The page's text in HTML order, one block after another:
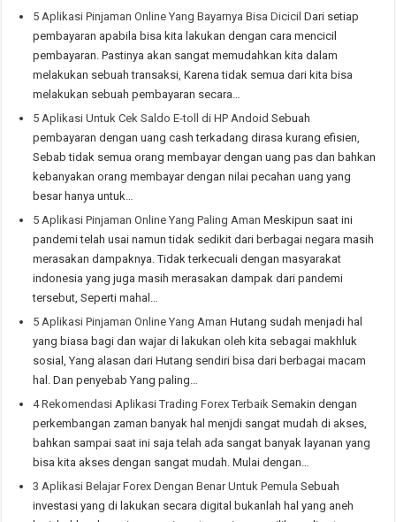
5 Aplikasi Pinjaman Online Yang Bayarnya Bisa Dicicil Dari setiap
pembayaran apabila bisa kita lakukan dengan cara mencicil
pembayaran. Pastinya akan sangat memudahkan kita dalam
melakukan sebuah transaksi, Karena tidak semua dari kita bisa
melakukan sebuah pembayaran secara…
5 Aplikasi Untuk Cek Saldo E-toll di HP Andoid Sebuah
pembayaran dengan uang cash terkadang dirasa kurang efisien,
Sebab tidak semua orang membayar dengan uang pas dan bahkan
kebanyakan orang membayar dengan nilai pecahan uang yang
besar hanya untuk…
5 Aplikasi Pinjaman Online Yang Paling Aman Meskipun saat ini
pandemi telah usai namun tidak sedikit dari berbagai negara masih
merasakan dampaknya. Tidak terkecuali dengan masyarakat
indonesia yang juga masih merasakan dampak dari pandemi
tersebut, Seperti mahal…
5 Aplikasi Pinjaman Online Yang Aman Hutang sudah menjadi hal
yang biasa bagi dan wajar di lakukan oleh kita sebagai makhluk
sosial, Yang alasan dari Hutang sendiri bisa dari berbagai macam
hal. Dan penyebab Yang paling…
4 Rekomendasi Aplikasi Trading Forex Terbaik Semakin dengan
perkembangan zaman banyak hal menjdi sangat mudah di akses,
bahkan sampai saat ini saja telah ada sangat banyak layanan yang
bisa kita akses dengan sangat mudah. Mulai dengan…
3 Aplikasi Belajar Forex Dengan Benar Untuk Pemula Sebuah
investasi yang di lakukan secara digital bukanlah hal yang aneh